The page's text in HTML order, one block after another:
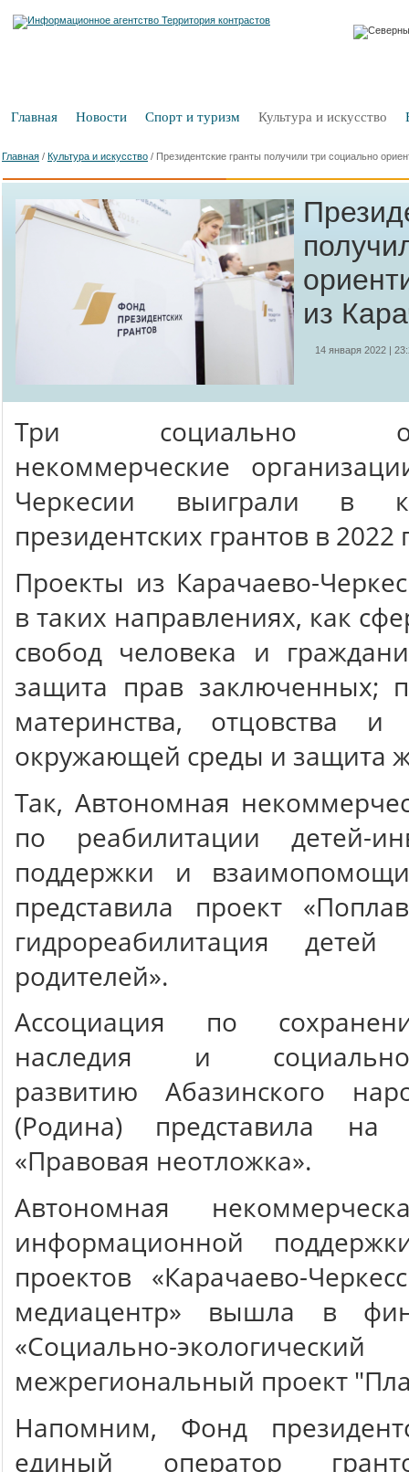
Главная Новости Спорт и туризм Культура и искусство
Главная / Культура и искусство / Президентские гранты получили три социально
из
14 января 2022 |
Три социально
некоммерческие
Черкесии выиграли в
президентских грантов в 2022
Проекты из Карачаево-
в таких направлениях, как
свобод человека и
защита прав заключенных;
материнства, отцовства и
окружающей среды и защита
Так, Автономная
по реабилитации детей-
поддержки и
представила проект
гидрореабилитация
родителей».
Ассоциация по
наследия и социально-
развитию Абазинского
(Родина) представила на
«Правовая неотложка».
Автономная
информационной
проектов «Карачаево-
медиацентр» вышла в
«Социально-
межрегиональный проект
Напомним, Фонд
единый оператор